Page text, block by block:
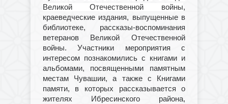
Великой Отечественной войны,
краеведческие издания, выпущенные в
библиотеке, рассказы-воспоминания
ветеранов Великой Отечественной
войны. Участники мероприятия с
интересом познакомились с книгами и
альбомами, посвященными памятным
местам Чувашии, а также с Книгами
памяти, в которых рассказывается о
жителях Ибресинского района,